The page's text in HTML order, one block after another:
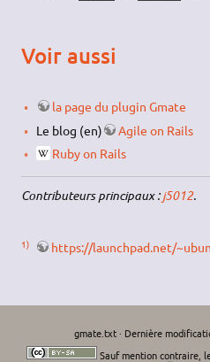
Voir aussi
la page du plugin Gmate
Le blog (en)
Agile on Rails
Ruby on Rails
Contributeurs principaux :j5012.
1) https://launchpad.net/
gmate.txt· Dernière
Sauf mention contraire,